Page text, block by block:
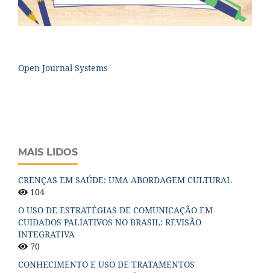
Open Journal Systems
MAIS LIDOS
CRENÇAS EM SAÚDE: UMA ABORDAGEM CULTURAL
104
O USO DE ESTRATÉGIAS DE COMUNICAÇÃO EM
CUIDADOS PALIATIVOS NO BRASIL: REVISÃO
INTEGRATIVA
70
CONHECIMENTO E USO DE TRATAMENTOS